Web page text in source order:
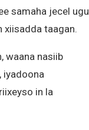
samaha jecel ugu
xiisadda taagan.
waana nasiib
iyadoona
in la